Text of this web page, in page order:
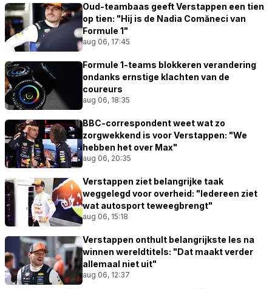
Oud-teambaas geeft Verstappen een tien
op tien: "Hij is de Nadia Comăneci van
Formule 1"
aug 06, 17:45
Formule 1-teams blokkeren verandering
ondanks ernstige klachten van de
coureurs
aug 06, 18:35
BBC-correspondent weet wat zo
zorgwekkend is voor Verstappen: "We
hebben het over Max"
aug 06, 20:35
Verstappen ziet belangrijke taak
weggelegd voor overheid: "Iedereen ziet
wat autosport teweegbrengt"
aug 06, 15:18
Verstappen onthult belangrijkste les na
winnen wereldtitels: "Dat maakt verder
allemaal niet uit"
aug 06, 12:37